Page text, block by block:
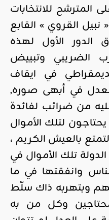
المترشح للانتخابات
نبيل القروي » القابع
الأول لهذه
الضريبي وتبييض
في ايقاف
في أبهى صوره,
من ضرائب لفائدة
لتلك الأموال
بالعيش الكريم ،
تلك الأموال في
وانفقتها في ما
وبتهربه ذاك سلّط
وكل من به